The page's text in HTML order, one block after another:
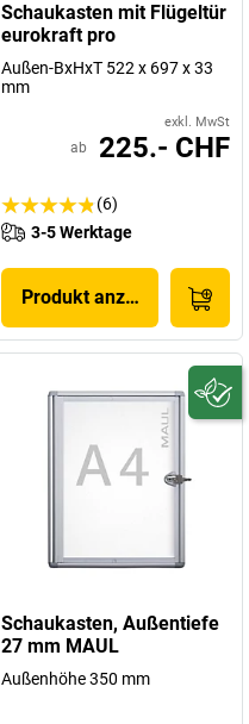
Schaukasten mit Flügeltür
eurokraft pro
Außen-BxHxT 522 x 697 x 33
mm
exkl. MwSt
ab 225.- CHF
(6)
3-5 Werktage
Produkt anzeigen
Schaukasten, Außentiefe
27 mm MAUL
Außenhöhe 350 mm